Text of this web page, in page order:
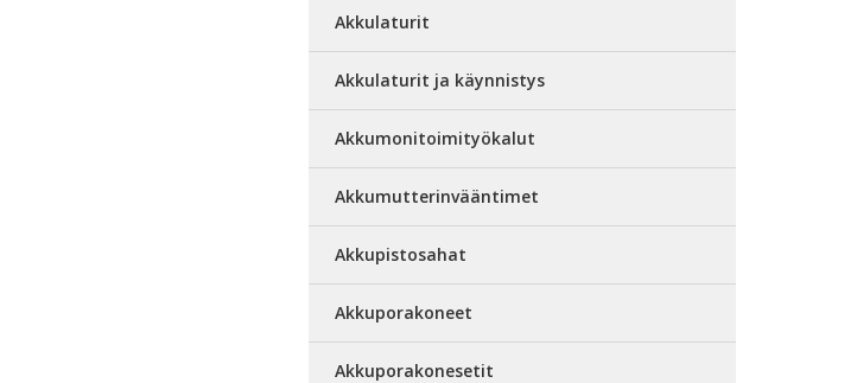
Akkulaturit
Akkulaturit ja käynnistys
Akkumonitoimityökalut
Akkumutterinvääntimet
Akkupistosahat
Akkuporakoneet
Akkuporakonesetit